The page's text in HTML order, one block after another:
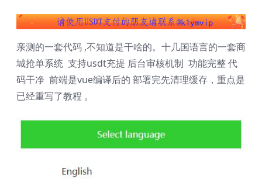
亲测的一套代码 ,不知道是干啥的。十几国语言的一套商
城抢单系统 支持usdt充提 后台审核机制 功能完整 代
码干净 前端是vue编译后的 部署完先清理缓存，重点是
已经重写了教程 。